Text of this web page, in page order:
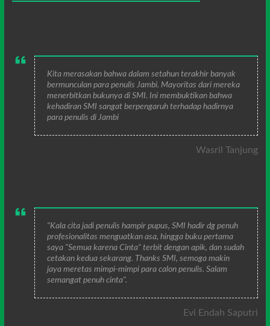
Kita merasakan bahwa dalam setahun terakhir banyak
bermunculan para penulis Jambi. Mayoritas dari mereka
menerbitkan bukunya di SMI. Ini membuktikan bahwa
kehadiran SMI sangat berpengaruh terhadap hadirnya
para penulis di Jambi
Wasril Tanjung
"Kala cita jadi penulis hampir pupus, SMI hadir dg penuh
profesionalitas menguatkan asa, hingga buku pertama
saya "Semua karena Cinta" terbit dengan apik, dan sudah
cetakan kedua sekarang. Thanks SMI, semoga makin
jaya meretas mimpi-mimpi para calon penulis. Salam
semangat penuh cinta".
Evi Endah Saputri